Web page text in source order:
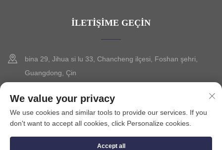
İLETIŞIME GEÇIN
bina 29, Jihua si lu 33, Chancheng ilçesi, Foshan şehri,
Guangdong, Çin
+86-13630015425
[email protected]
We value your privacy
We use cookies and similar tools to provide our services. If you
don't want to accept all cookies, click Personalize cookies.
Accept all